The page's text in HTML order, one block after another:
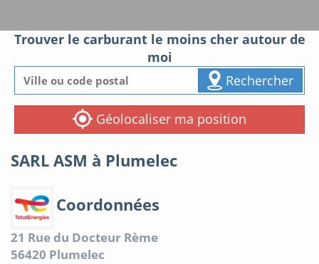
Trouver le carburant le moins cher autour de
moi
Rechercher
Géolocaliser ma position
SARL ASM à Plumelec
Coordonnées
21 Rue du Docteur Rème
56420 Plumelec